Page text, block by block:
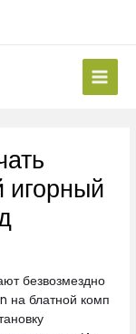
Main
безвозмездно
на блатной комп